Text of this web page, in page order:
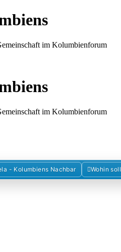
im Kolumbienforum
im Kolumbienforum
- Kolumbiens Nachbar Wohin